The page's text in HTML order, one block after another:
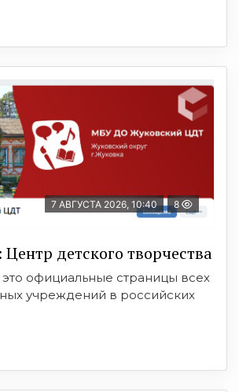
7 АВГУСТА 2026, 10:40 8
детского творчества
официальные страницы всех
учреждений в российских